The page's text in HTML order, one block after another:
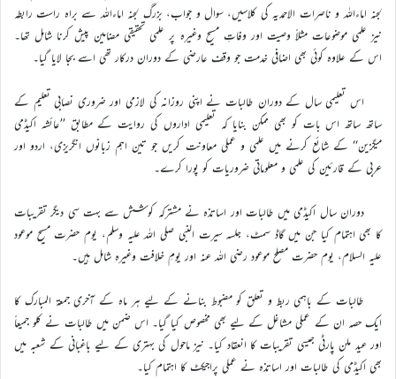
لجنہ اماءاللہ و ناصرات الاحمدیہ کی کلاسیں، سوال و جواب، بزرگ لجنہ اماءاللہ سے براہ راست رابطہ
نیز علمی موضوعات مثلاً وصیت اور وفاتِ مسیح وغیرہ پر علمی تحقیقی مضامین پیش کرنا شامل تھا۔
اس کے علاوہ کوئی بھی اضافی خدمت جو وقف عارضی کے دوران درکار تھی اسے بجا لایا گیا۔
اس تعلیمی سال کے دوران طالبات نے اپنی روزانہ کی لازمی اور ضروری نصابی تعلیم کے
ساتھ ساتھ اس بات کو بھی ممکن بنایا کہ تعلیمی اداروں کی روایت کے مطابق ’’عائشہ اکیڈمی
میگزین‘‘ کے شائع کرنے میں علمی و عملی معاونت کریں جو تین اہم زبانوں انگریزی، اردو اور
عربی کے قارئین کی علمی و معلوماتی ضروریات کو پورا کرے۔
دوران سال اکیڈمی میں طالبات اور اساتذہ نے مشترکہ کوشش سے بہت سی دیگر تقریبات
کا بھی اہتمام کیا جن میں گاڈ سمٹ، جلسہ سیرت النبی صلی اللہ علیہ وسلم، یوم حضرت مسیح موعود
علیہ السلام، یوم حضرت مصلح موعود رضی اللہ عنہ اور یومِ خلافت وغیرہ شامل ہیں۔
طالبات کے باہمی ربط و تعلق کو مضبوط بنانے کے لیے ہر ماہ کے آخری جمعۃ المبارک کا
ایک حصہ ان کے عملی مشاغل کے لیے بھی مخصوص کیا گیا۔ اس ضمن میں طالبات نے کلو جمیعاً
اور عید ملن پارٹی جیسی تقریبات کا انعقاد کیا۔ نیز ماحول کی بہتری کے لیے باغبانی کے شعبہ میں
بھی اکیڈمی کی طالبات اور اساتذہ نے عملی پراجیکٹ کا اہتمام کیا۔